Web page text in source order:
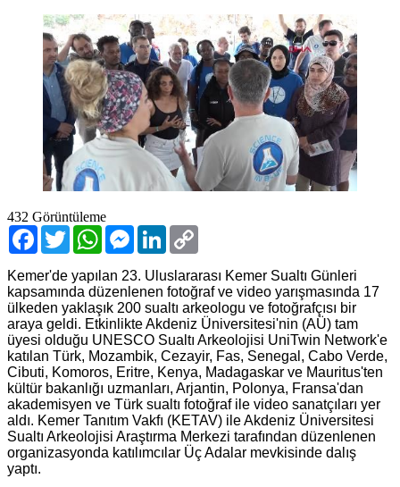
432 Görüntüleme
Facebook
TwitterWhatsAppMessenger
LinkedIn
Kemer'de yapılan 23. Uluslararası Kemer Sualtı Günleri
kapsamında düzenlenen fotoğraf ve video yarışmasında 17
ülkeden yaklaşık 200 sualtı arkeologu ve fotoğrafçısı bir
araya geldi. Etkinlikte Akdeniz Üniversitesi'nin (AÜ) tam
üyesi olduğu UNESCO Sualtı Arkeolojisi UniTwin Network'e
katılan Türk, Mozambik, Cezayir, Fas, Senegal, Cabo Verde,
Cibuti, Komoros, Eritre, Kenya, Madagaskar ve Mauritus'ten
kültür bakanlığı uzmanları, Arjantin, Polonya, Fransa'dan
akademisyen ve Türk sualtı fotoğraf ile video sanatçıları yer
aldı. Kemer Tanıtım Vakfı (KETAV) ile Akdeniz Üniversitesi
Sualtı Arkeolojisi Araştırma Merkezi tarafından düzenlenen
organizasyonda katılımcılar Üç Adalar mevkisinde dalış
yaptı.